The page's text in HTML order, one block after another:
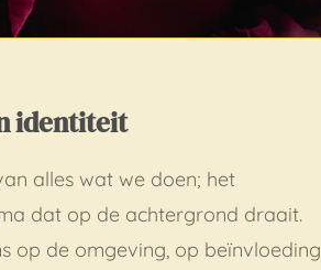
identiteit
alles wat we doen; het
dat op de achtergrond draait.
op de omgeving, op beïnvloeding